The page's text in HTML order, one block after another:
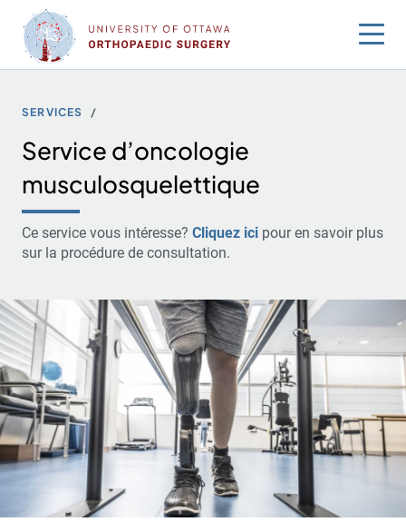
Sauter
contenu
SERVICES
Service d’oncologie
musculosquelettique
Ce service vous intéresse? Cliquez ici pour en savoir plus
sur la procédure de consultation.